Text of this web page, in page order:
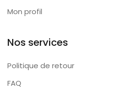
Mon profil
Nos services
Politique de retour
FAQ